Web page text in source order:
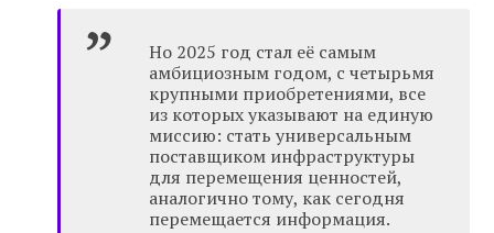
Но 2025 год стал её самым
амбициозным годом, с четырьмя
крупными приобретениями, все
из которых указывают на единую
миссию: стать универсальным
поставщиком инфраструктуры
для перемещения ценностей,
аналогично тому, как сегодня
перемещается информация.